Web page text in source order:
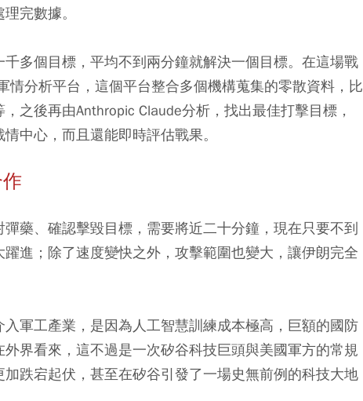
完數據。
多個目標，平均不到兩分鐘就解決一個目標。在這場戰
情分析平台，這個平台整合多個機構蒐集的零散資料，比
之後再由Anthropic Claude分析，找出最佳打擊目標，
中心，而且還能即時評估戰果。
藥、確認擊毀目標，需要將近二十分鐘，現在只要不到
進；除了速度變快之外，攻擊範圍也變大，讓伊朗完全
軍工產業，是因為人工智慧訓練成本極高，巨額的國防
界看來，這不過是一次矽谷科技巨頭與美國軍方的常規
跌宕起伏，甚至在矽谷引發了一場史無前例的科技大地